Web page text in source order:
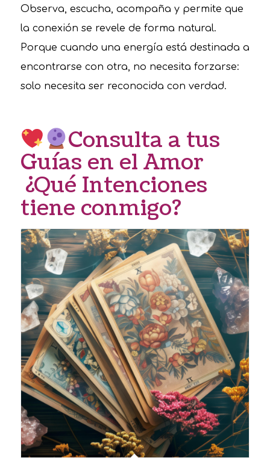
Observa, escucha, acompaña y permite que
la conexión se revele de forma natural.
Porque cuando una energía está destinada a
encontrarse con otra, no necesita forzarse:
solo necesita ser reconocida con verdad.
Consulta a tus
Guías en el Amor
¿Qué Intenciones
tiene conmigo?